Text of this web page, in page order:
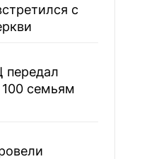
с
передал
семьям